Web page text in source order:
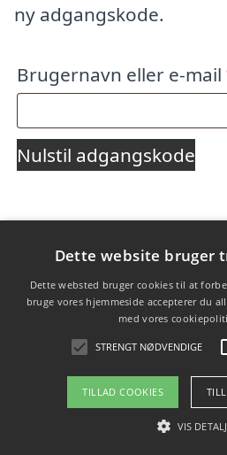
ny adgangskode.
Brugernavn eller e-mail
Nulstil adgangskode
Forside
Om / kontakt
Dette website bruger
Dette websted bruger cookies til at
bruge vores hjemmeside accepterer du
med vores
STRENGT NØDVENDIGE
TILLAD COOKIES
VIS